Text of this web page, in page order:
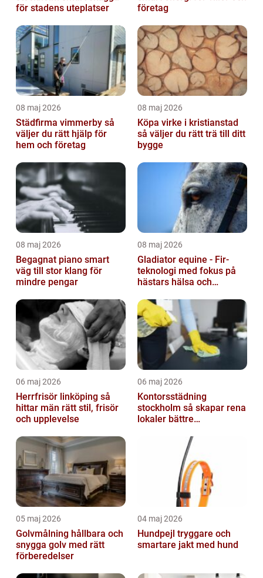
för stadens uteplatser
företag
08 maj 2026
Städfirma vimmerby så
väljer du rätt hjälp för
hem och företag
08 maj 2026
Köpa virke i kristianstad
så väljer du rätt trä till ditt
bygge
08 maj 2026
Begagnat piano smart
väg till stor klang för
mindre pengar
08 maj 2026
Gladiator equine - Fir-
teknologi med fokus på
hästars hälsa och
06 maj 2026
Herrfrisör linköping så
hittar män rätt stil, frisör
och upplevelse
06 maj 2026
Kontorsstädning
stockholm så skapar rena
lokaler bättre
05 maj 2026
Golvmålning hållbara och
snygga golv med rätt
förberedelser
04 maj 2026
Hundpejl tryggare och
smartare jakt med hund